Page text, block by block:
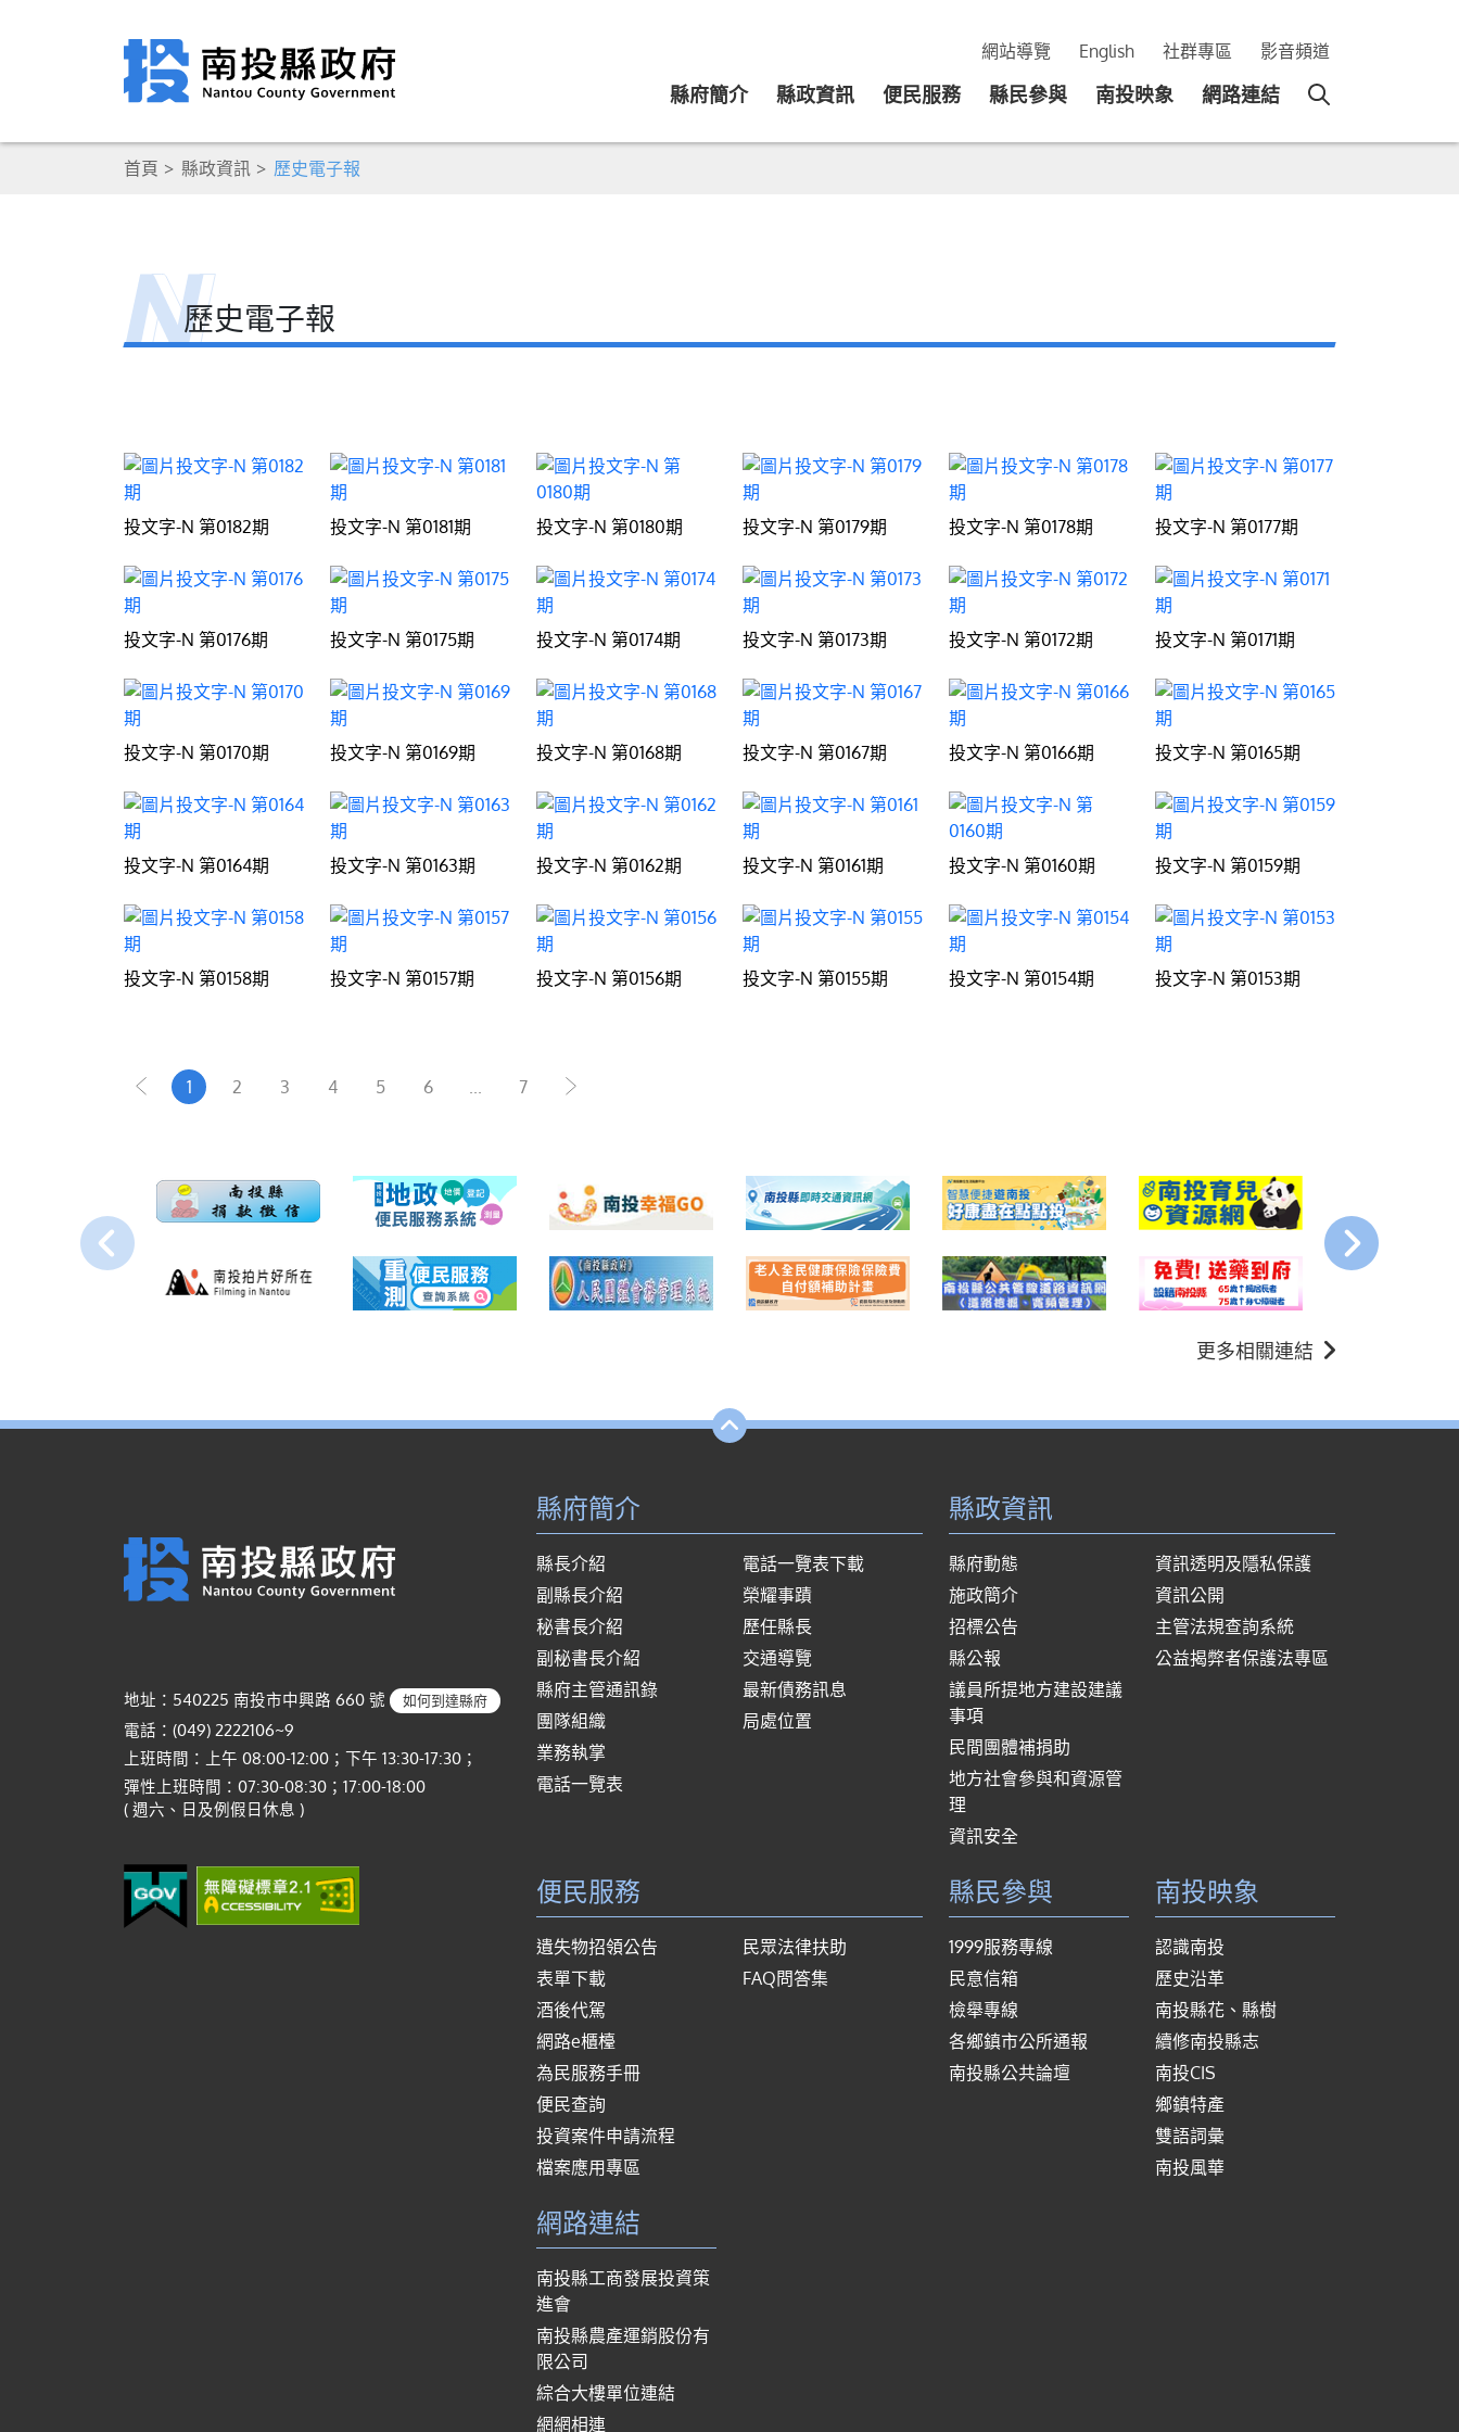
網站導覽 English 社群專區 影音頻道
縣府簡介 縣政資訊 便民服務 縣民參與 南投映象 網路連結
首頁 縣政資訊 歷史電子報
歷史電子報
投文字-N 第0182期 投文字-N 第0181期 投文字-N 第0180期 投文字-N 第0179期 投文字-N 第0178期 投文字-N 第0177期
投文字-N 第0176期 投文字-N 第0175期 投文字-N 第0174期 投文字-N 第0173期 投文字-N 第0172期 投文字-N 第0171期
投文字-N 第0170期 投文字-N 第0169期 投文字-N 第0168期 投文字-N 第0167期 投文字-N 第0166期 投文字-N 第0165期
投文字-N 第0164期 投文字-N 第0163期 投文字-N 第0162期 投文字-N 第0161期 投文字-N 第0160期 投文字-N 第0159期
投文字-N 第0158期 投文字-N 第0157期 投文字-N 第0156期 投文字-N 第0155期 投文字-N 第0154期 投文字-N 第0153期
1 2 3 4 5 6 7
更多相關連結
地址：540225 南投市中興路 660 號 如何到達縣府
電話：(049) 2222106~9
上班時間：上午 08:00-12:00；下午 13:30-17:30；
彈性上班時間：07:30-08:30；17:00-18:00
( 週六、日及例假日休息 )
縣府簡介
縣長介紹
副縣長介紹
秘書長介紹
副秘書長介紹
縣府主管通訊錄
團隊組織
業務執掌
電話一覽表
電話一覽表下載
榮耀事蹟
歷任縣長
交通導覽
最新債務訊息
局處位置
縣政資訊
縣府動態
施政簡介
招標公告
縣公報
議員所提地方建設建議
事項
民間團體補捐助
地方社會參與和資源管
理
資訊安全
資訊透明及隱私保護
資訊公開
主管法規查詢系統
公益揭弊者保護法專區
便民服務
遺失物招領公告
表單下載
酒後代駕
網路e櫃檯
為民服務手冊
便民查詢
投資案件申請流程
檔案應用專區
民眾法律扶助
FAQ問答集
縣民參與
1999服務專線
民意信箱
檢舉專線
各鄉鎮市公所通報
南投縣公共論壇
南投映象
認識南投
歷史沿革
南投縣花、縣樹
續修南投縣志
南投CIS
鄉鎮特產
雙語詞彙
南投風華
網路連結
南投縣工商發展投資策
進會
南投縣農產運銷股份有
限公司
綜合大樓單位連結
網網相連